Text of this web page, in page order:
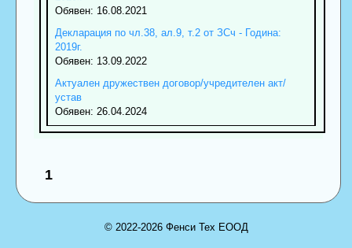
Обявен: 16.08.2021
Декларация по чл.38, ал.9, т.2 от ЗСч - Година:
2019г.
Обявен: 13.09.2022
Актуален дружествен договор/учредителен акт/
устав
Обявен: 26.04.2024
1
© 2022-2026 Фенси Тех ЕООД